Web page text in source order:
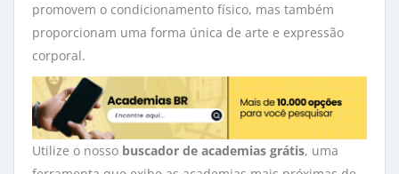
promovem o condicionamento físico, mas também
proporcionam uma forma única de arte e expressão
corporal.
Utilize o nosso buscador de academias grátis, uma